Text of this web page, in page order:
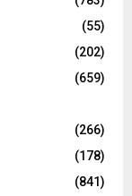
(55)
(202)
(659)
(266)
(178)
(841)